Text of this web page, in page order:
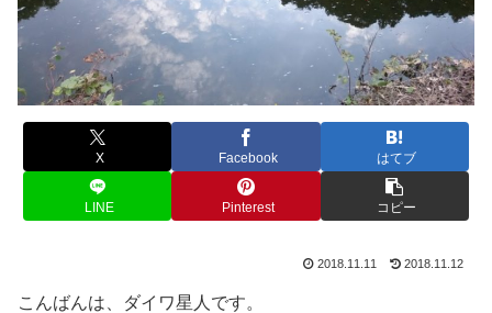
X Facebook はてブ
LINE Pinterest コピー
2018.11.11 2018.11.12
こんばんは、ダイワ星人です。